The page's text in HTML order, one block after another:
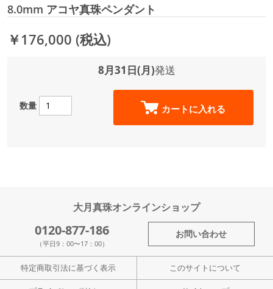
8.0mm アコヤ真珠ペンダント
￥176,000 (税込)
8月31日(月)発送
数量 カートに入れる
大月真珠オンラインショップ
0120-877-186
（平日9：00〜17：00）
お問い合わせ
特定商取引法に基づく表示 このサイトについて